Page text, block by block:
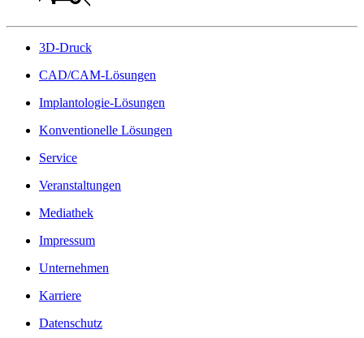
3D-Druck
CAD/CAM-Lösungen
Implantologie-Lösungen
Konventionelle Lösungen
Service
Veranstaltungen
Mediathek
Impressum
Unternehmen
Karriere
Datenschutz